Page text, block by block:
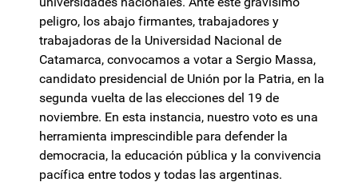
peligro, los abajo firmantes, trabajadores y
trabajadoras de la Universidad Nacional de
Catamarca, convocamos a votar a Sergio Massa,
candidato presidencial de Unión por la Patria, en la
segunda vuelta de las elecciones del 19 de
noviembre. En esta instancia, nuestro voto es una
herramienta imprescindible para defender la
democracia, la educación pública y la convivencia
pacífica entre todos y todas las argentinas.